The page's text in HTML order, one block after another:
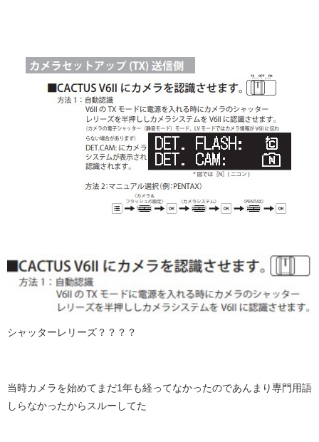
シャッターレリーズ？？？？
当時カメラを始めてまだ1年も経ってなかったのであんまり専門用語
しらなかったからスルーしてた